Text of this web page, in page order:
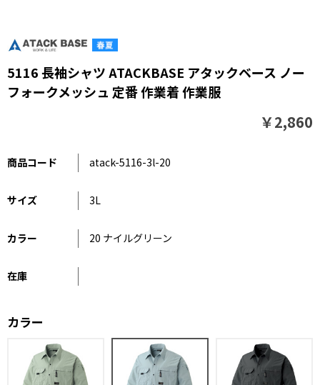
5116 長袖シャツ ATACKBASE アタックベース ノー
フォークメッシュ 定番 作業着 作業服
￥2,860
商品コード atack-5116-3l-20
サイズ 3L
カラー 20 ナイルグリーン
在庫
カラー